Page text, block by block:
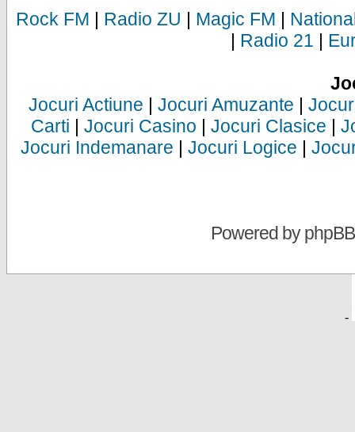
Rock FM | Radio ZU | Magic FM |
| Radio 21 |
Jocuri Actiune | Jocuri Amuzante |
Carti | Jocuri Casino | Jocuri Clasice |
Jocuri Indemanare | Jocuri Logice |
Powered byphpBB
-